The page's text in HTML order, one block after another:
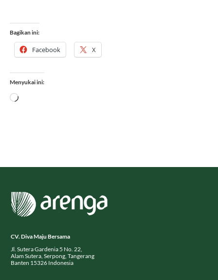
Bagikan ini:
Menyukai ini:
Memuat...
Jl. Sutera Gardenia 5 No. 22,
Banten 15326 Indonesia